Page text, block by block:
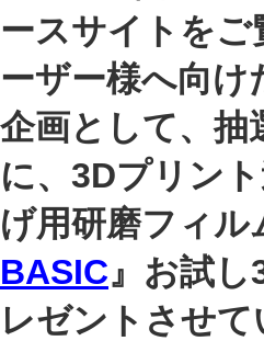
ースサイトを
ーザー様へ向け
企画として、抽
に、3Dプリン
げ用研磨フィル
BASIC』お試
レゼントさせて